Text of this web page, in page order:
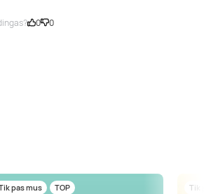
0 0
pas mus TOP Tik